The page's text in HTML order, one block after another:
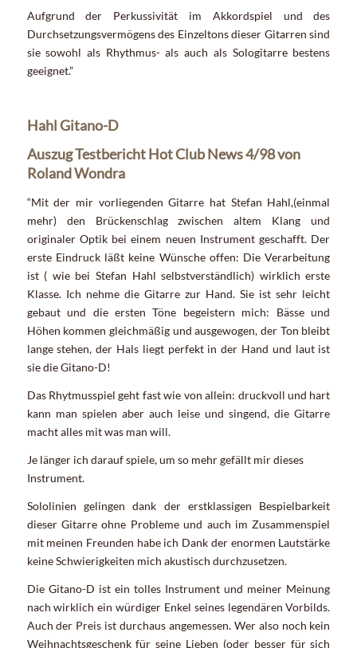
Aufgrund der Perkussivität im Akkordspiel und des
Durchsetzungsvermögens des Einzeltons dieser Gitarren sind
sie sowohl als Rhythmus- als auch als Sologitarre bestens
geeignet.”
Hahl Gitano-D
Auszug Testbericht Hot Club News 4/98 von
Roland Wondra
“Mit der mir vorliegenden Gitarre hat Stefan Hahl,(einmal
mehr) den Brückenschlag zwischen altem Klang und
originaler Optik bei einem neuen Instrument geschafft. Der
erste Eindruck läßt keine Wünsche offen: Die Verarbeitung
ist ( wie bei Stefan Hahl selbstverständlich) wirklich erste
Klasse. Ich nehme die Gitarre zur Hand. Sie ist sehr leicht
gebaut und die ersten Töne begeistern mich: Bässe und
Höhen kommen gleichmäßig und ausgewogen, der Ton bleibt
lange stehen, der Hals liegt perfekt in der Hand und laut ist
sie die Gitano-D!
Das Rhytmusspiel geht fast wie von allein: druckvoll und hart
kann man spielen aber auch leise und singend, die Gitarre
macht alles mit was man will.
Je länger ich darauf spiele, um so mehr gefällt mir dieses
Instrument.
Sololinien gelingen dank der erstklassigen Bespielbarkeit
dieser Gitarre ohne Probleme und auch im Zusammenspiel
mit meinen Freunden habe ich Dank der enormen Lautstärke
keine Schwierigkeiten mich akustisch durchzusetzen.
Die Gitano-D ist ein tolles Instrument und meiner Meinung
nach wirklich ein würdiger Enkel seines legendären Vorbilds.
Auch der Preis ist durchaus angemessen. Wer also noch kein
Weihnachtsgeschenk für seine Lieben (oder besser für sich